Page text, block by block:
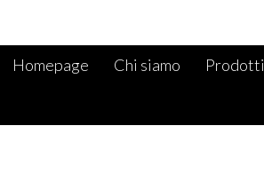
Homepage Chi siamo Prodotti